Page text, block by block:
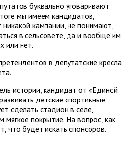
буквально уговаривают
мы имеем кандидатов,
кампании, не понимают,
в сельсовете, да и вообще им
или нет.
в депутатские кресла
истории, кандидат от «Единой
детские спортивные
сделать стадион в селе,
мягкое покрытие. На вопрос, как
что будет искать спонсоров.